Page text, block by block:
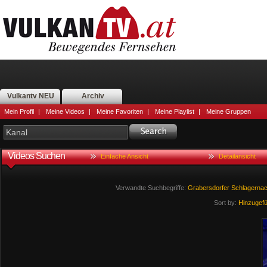
Vulkantv NEU Archiv
Mein Profil | Meine Videos | Meine Favoriten | Meine Playlist | Meine Gruppen
Videos Suchen Einfache Ansicht Detailansicht
Verwandte Suchbegriffe: Grabersdorfer
Sort by: